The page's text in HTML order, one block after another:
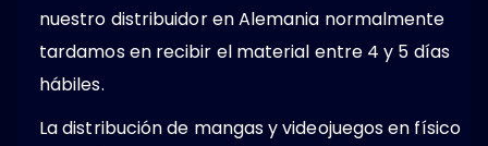
nuestro distribuidor en Alemania normalmente
tardamos en recibir el material entre 4 y 5 días
hábiles.
La distribución de mangas y videojuegos en físico